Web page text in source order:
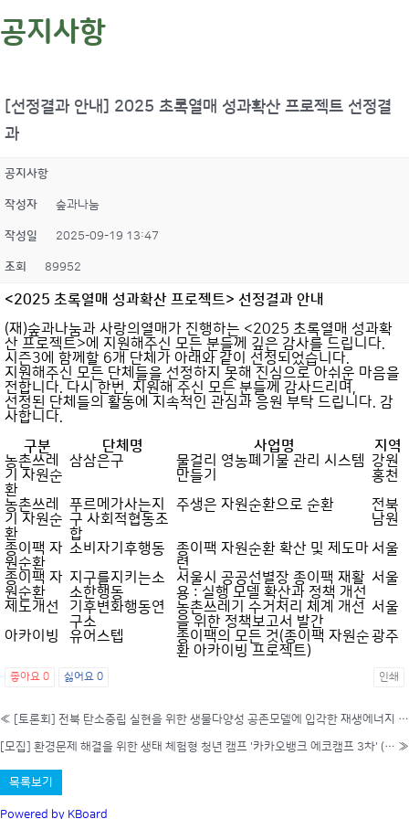
공지사항
[선정결과 안내] 2025 초록열매 성과확산 프로젝트 선정결
과
공지사항
작성자 숲과나눔
작성일 2025-09-19 13:47
조회 89952
<2025 초록열매 성과확산 프로젝트> 선정결과 안내
(재)숲과나눔과 사랑의열매가 진행하는 <2025 초록열매 성과확
산 프로젝트>에 지원해주신 모든 분들께 깊은 감사를 드립니다.
시즌3에 함께할 6개 단체가 아래와 같이 선정되었습니다.
지원해주신 모든 단체들을 선정하지 못해 진심으로 아쉬운 마음을
전합니다. 다시 한번, 지원해 주신 모든 분들께 감사드리며,
선정된 단체들의 활동에 지속적인 관심과 응원 부탁 드립니다. 감
사합니다.
구분
단체명 사업명
지역
농촌쓰레
기 자원순
환
삼삼은구
물걸리 영농폐기물 관리 시스템
만들기
강원
홍천
농촌쓰레
기 자원순
환
푸르메가사는지
구 사회적협동조
합
주생은 자원순환으로 순환
전북
남원
종이팩 자
원순환
소비자기후행동
종이팩 자원순환 확산 및 제도마
련
서울
종이팩 자
원순환
지구를지키는소
소한행동
서울시 공공선별장 종이팩 재활
용 : 실행 모델 확산과 정책 개선
서울
제도개선
기후변화행동연
구소
농촌쓰레기 수거처리 체계 개선
을 위한 정책보고서 발간
서울
아카이빙
유어스텝
종이팩의 모든 것(종이팩 자원순
환 아카이빙 프로젝트)
광주
좋아요 0 싫어요 0 인쇄
« [토론회] 전북 탄소중립 실현을 위한 생물다양성 공존모델에 입각한 재생에너지 계획입지 도입 방안
[모집] 환경문제 해결을 위한 생태 체험형 청년 캠프 '카카오뱅크 에코캠프 3차' (10/25~26) »
목록보기
Powered by KBoard